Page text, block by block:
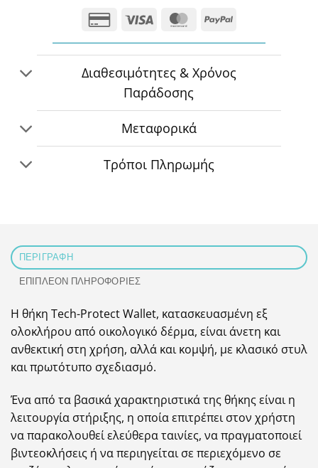
Credit
2
Visa MasterCard
PayPal
Διαθεσιμότητες & Χρόνος
Παράδοσης
Μεταφορικά
Τρόποι Πληρωμής
ΠΕΡΙΓΡΑΦΉ
ΕΠΙΠΛΈΟΝ ΠΛΗΡΟΦΟΡΊΕΣ
Η θήκη Tech-Protect Wallet, κατασκευασμένη εξ
ολοκλήρου από οικολογικό δέρμα, είναι άνετη και
ανθεκτική στη χρήση, αλλά και κομψή, με κλασικό στυλ
και πρωτότυπο σχεδιασμό.
Ένα από τα βασικά χαρακτηριστικά της θήκης είναι η
λειτουργία στήριξης, η οποία επιτρέπει στον χρήστη
να παρακολουθεί ελεύθερα ταινίες, να πραγματοποιεί
βιντεοκλήσεις ή να περιηγείται σε περιεχόμενο σε